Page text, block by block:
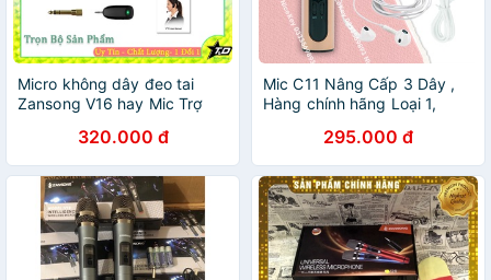
Micro không dây đeo tai
Zansong V16 hay Mic Trợ
cho mọi thiết bị, thuyết trình,
giảng dạy
320.000 đ
Mic C11 Nâng Cấp 3 Dây ,
Hàng chính hãng Loại 1,
Hành 12 Tháng
295.000 đ